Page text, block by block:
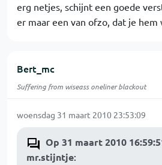
erg netjes, schijnt een goede
er maar een van ofzo, dat je hem
Bert_mc
Suffering from wiseass oneliner blackout
woensdag 31 maart 2010 23:53:09
Op 31 maart 2010
mr.stijntje: